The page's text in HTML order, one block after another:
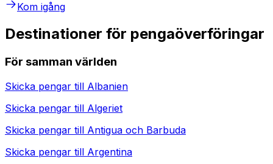
Kom igång
Destinationer för pengaöverföringar
För samman världen
Skicka pengar till Albanien
Skicka pengar till Algeriet
Skicka pengar till Antigua och Barbuda
Skicka pengar till Argentina